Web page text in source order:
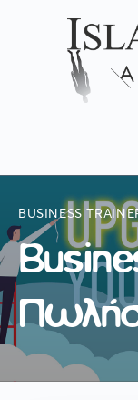
BUSINESS